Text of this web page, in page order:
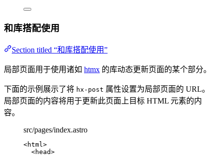
和库搭配使用
Section titled “和库搭配使用”
局部页面用于使用诸如 htmx 的库动态更新页面的某个部分。
下面的示例展示了将 hx-post 属性设置为局部页面的 URL。
局部页面的内容将用于更新此页面上目标 HTML 元素的内
容。
src/pages/index.astro
<html >
<head>